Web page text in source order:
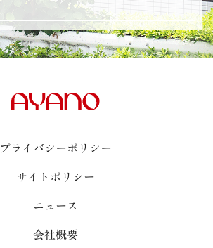
プライバシーポリシー
サイトポリシー
ニュース
会社概要